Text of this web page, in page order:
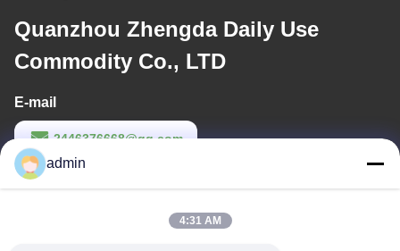
Quanzhou Zhengda Daily Use
Commodity Co., LTD
E-mail
2446376668@qq.com
Waktu Kerja
admin
4:31 AM